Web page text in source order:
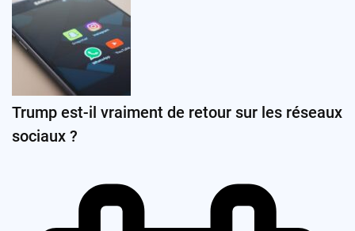
Trump est-il vraiment de retour sur les réseaux
sociaux ?